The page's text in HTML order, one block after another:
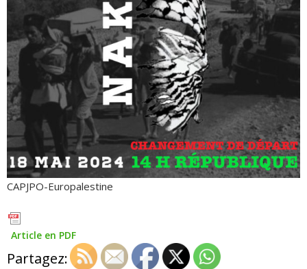
CAPJPO-Europalestine
Article en PDF
Partagez: